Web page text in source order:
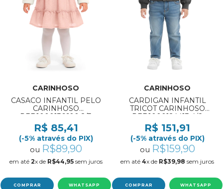
CARINHOSO
CASACO INFANTIL PELO
CARINHOSO
REF:1000136600 2/3
R$ 85,41
(-5% através do PIX)
ou R$89,90
em até 2x de R$44,95sem juros
COMPRAR WHATSAPP
CARINHOSO
CARDIGAN INFANTIL
TRICOT CARINHOSO
REF:1000124413 4/8
R$ 151,91
(-5% através do PIX)
ou R$159,90
em até 4x de R$39,98 sem juros
COMPRAR WHATSAPP